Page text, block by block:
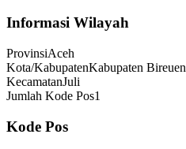
Informasi Wilayah
ProvinsiAceh
Kota/KabupatenKabupaten Bireuen
KecamatanJuli
Jumlah Kode Pos1
Kode Pos